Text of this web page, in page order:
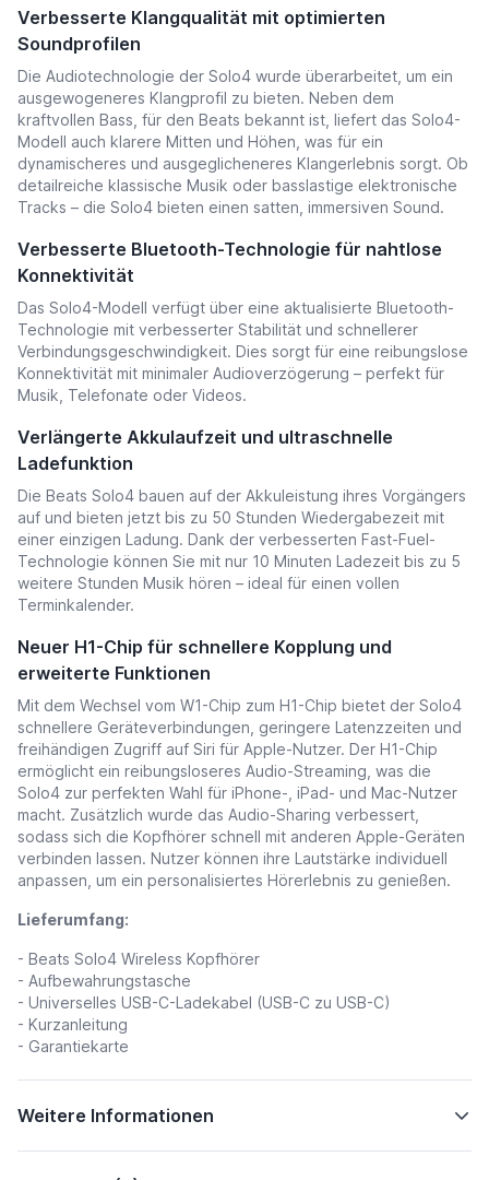
Verbesserte Klangqualität mit optimierten
Soundprofilen
Die Audiotechnologie der Solo4 wurde überarbeitet, um ein
ausgewogeneres Klangprofil zu bieten. Neben dem
kraftvollen Bass, für den Beats bekannt ist, liefert das Solo4-
Modell auch klarere Mitten und Höhen, was für ein
dynamischeres und ausgeglicheneres Klangerlebnis sorgt. Ob
detailreiche klassische Musik oder basslastige elektronische
Tracks – die Solo4 bieten einen satten, immersiven Sound.
Verbesserte Bluetooth-Technologie für nahtlose
Konnektivität
Das Solo4-Modell verfügt über eine aktualisierte Bluetooth-
Technologie mit verbesserter Stabilität und schnellerer
Verbindungsgeschwindigkeit. Dies sorgt für eine reibungslose
Konnektivität mit minimaler Audioverzögerung – perfekt für
Musik, Telefonate oder Videos.
Verlängerte Akkulaufzeit und ultraschnelle
Ladefunktion
Die Beats Solo4 bauen auf der Akkuleistung ihres Vorgängers
auf und bieten jetzt bis zu 50 Stunden Wiedergabezeit mit
einer einzigen Ladung. Dank der verbesserten Fast-Fuel-
Technologie können Sie mit nur 10 Minuten Ladezeit bis zu 5
weitere Stunden Musik hören – ideal für einen vollen
Terminkalender.
Neuer H1-Chip für schnellere Kopplung und
erweiterte Funktionen
Mit dem Wechsel vom W1-Chip zum H1-Chip bietet der Solo4
schnellere Geräteverbindungen, geringere Latenzzeiten und
freihändigen Zugriff auf Siri für Apple-Nutzer. Der H1-Chip
ermöglicht ein reibungsloseres Audio-Streaming, was die
Solo4 zur perfekten Wahl für iPhone-, iPad- und Mac-Nutzer
macht. Zusätzlich wurde das Audio-Sharing verbessert,
sodass sich die Kopfhörer schnell mit anderen Apple-Geräten
verbinden lassen. Nutzer können ihre Lautstärke individuell
anpassen, um ein personalisiertes Hörerlebnis zu genießen.
Lieferumfang:
- Beats Solo4 Wireless Kopfhörer
- Aufbewahrungstasche
- Universelles USB-C-Ladekabel (USB-C zu USB-C)
- Kurzanleitung
- Garantiekarte
Weitere Informationen